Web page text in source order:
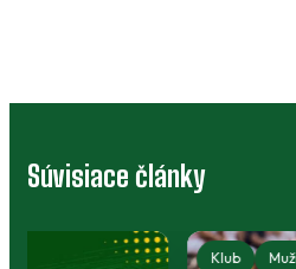
Súvisiace články
Muži A-tím